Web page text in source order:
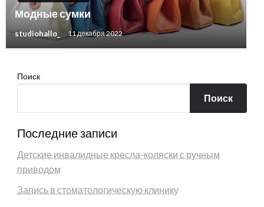
Модные сумки
studiohallo_ 11 декабря 2022
Поиск
Поиск
Последние записи
Детские инвалидные кресла-коляски с ручным
приводом
Запись в стоматологическую клинику